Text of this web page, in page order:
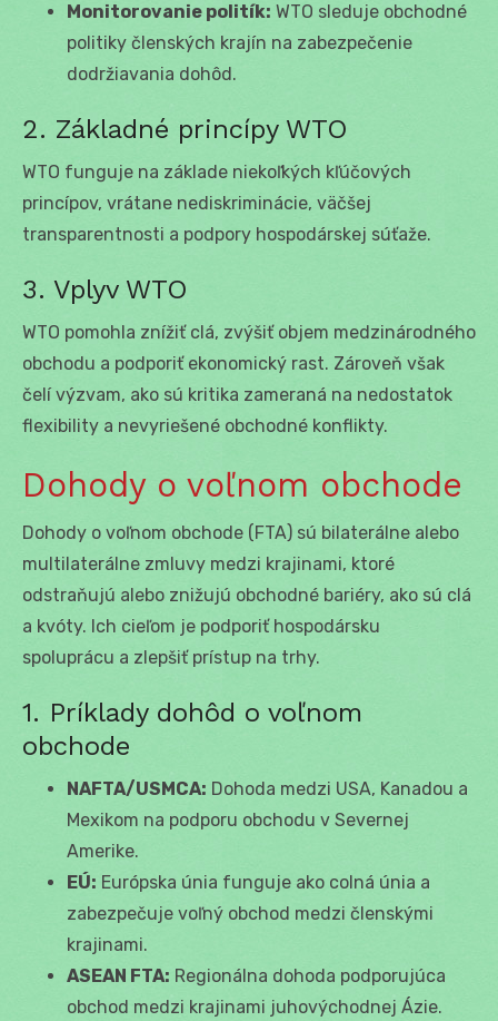
Monitorovanie politík: WTO sleduje obchodné
politiky členských krajín na zabezpečenie
dodržiavania dohôd.
2. Základné princípy WTO
WTO funguje na základe niekoľkých kľúčových
princípov, vrátane nediskriminácie, väčšej
transparentnosti a podpory hospodárskej súťaže.
3. Vplyv WTO
WTO pomohla znížiť clá, zvýšiť objem medzinárodného
obchodu a podporiť ekonomický rast. Zároveň však
čelí výzvam, ako sú kritika zameraná na nedostatok
flexibility a nevyriešené obchodné konflikty.
Dohody o voľnom obchode
Dohody o voľnom obchode (FTA) sú bilaterálne alebo
multilaterálne zmluvy medzi krajinami, ktoré
odstraňujú alebo znižujú obchodné bariéry, ako sú clá
a kvóty. Ich cieľom je podporiť hospodársku
spoluprácu a zlepšiť prístup na trhy.
1. Príklady dohôd o voľnom
obchode
NAFTA/USMCA: Dohoda medzi USA, Kanadou a
Mexikom na podporu obchodu v Severnej
Amerike.
EÚ: Európska únia funguje ako colná únia a
zabezpečuje voľný obchod medzi členskými
krajinami.
ASEAN FTA: Regionálna dohoda podporujúca
obchod medzi krajinami juhovýchodnej Ázie.